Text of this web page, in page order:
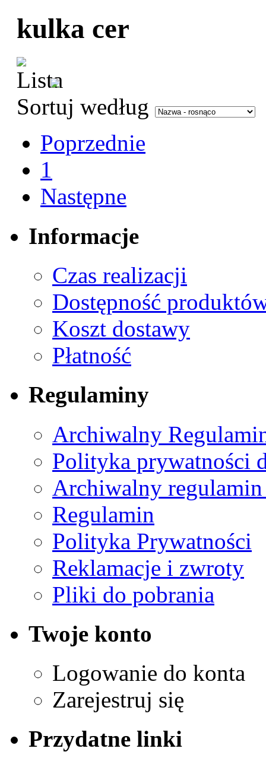
kulka cer
Sortuj według
Poprzednie
1
Następne
Informacje
Czas realizacji
Dostępność
Koszt dostawy
Płatność
Regulaminy
Archiwalny
Polityka prywatności
Archiwalny
Regulamin
Polityka Prywatności
Reklamacje i zwroty
Pliki do pobrania
Twoje konto
Logowanie do konta
Zarejestruj się
Przydatne linki